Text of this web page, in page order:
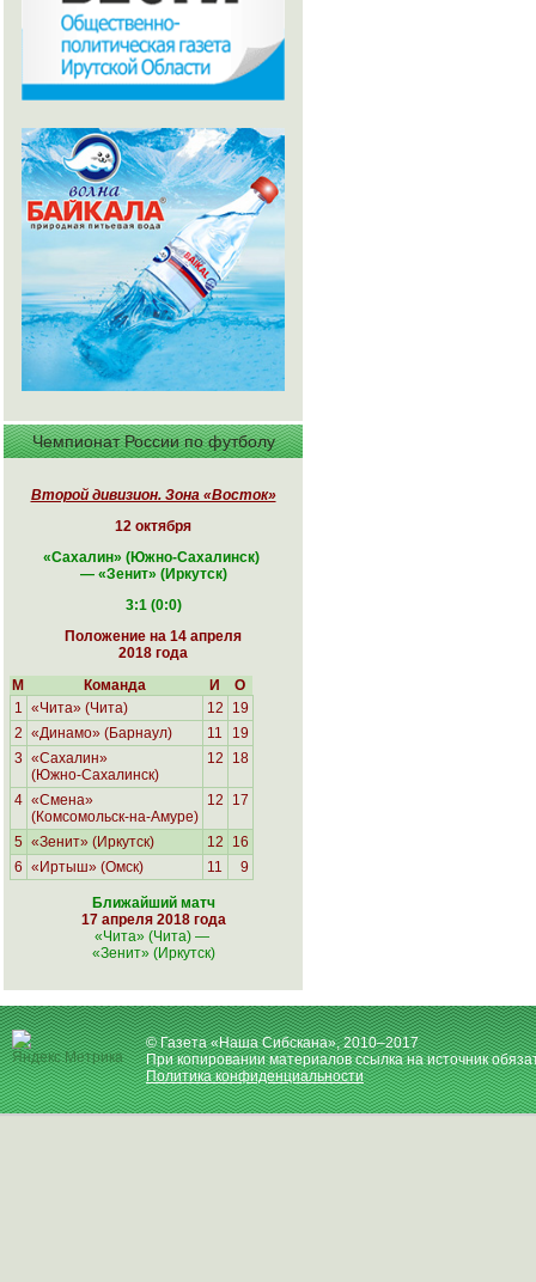
Чемпионат России по футболу
Второй дивизион. Зона «Восток»
12 октября
«Сахалин» (Южно-Сахалинск)
— «Зенит» (Иркутск)
3:1 (0:0)
Положение на 14 апреля
2018 года
М
Команда И
О
1 «Чита» (Чита) 12
19
2 «Динамо» (Барнаул) 11
19
3 «Сахалин»
(Южно-Сахалинск)
12 18
4 «Смена»
(Комсомольск-на-Амуре)
12 17
5 «Зенит» (Иркутск) 12
16
6 «Иртыш» (Омск) 11 9
Ближайший матч
17 апреля 2018 года
«Чита» (Чита)—
«Зенит» (Иркутск)
© Газета «Наша Сибскана», 2010–2017
При копировании материалов ссылка на источник
Политика конфиденциальности